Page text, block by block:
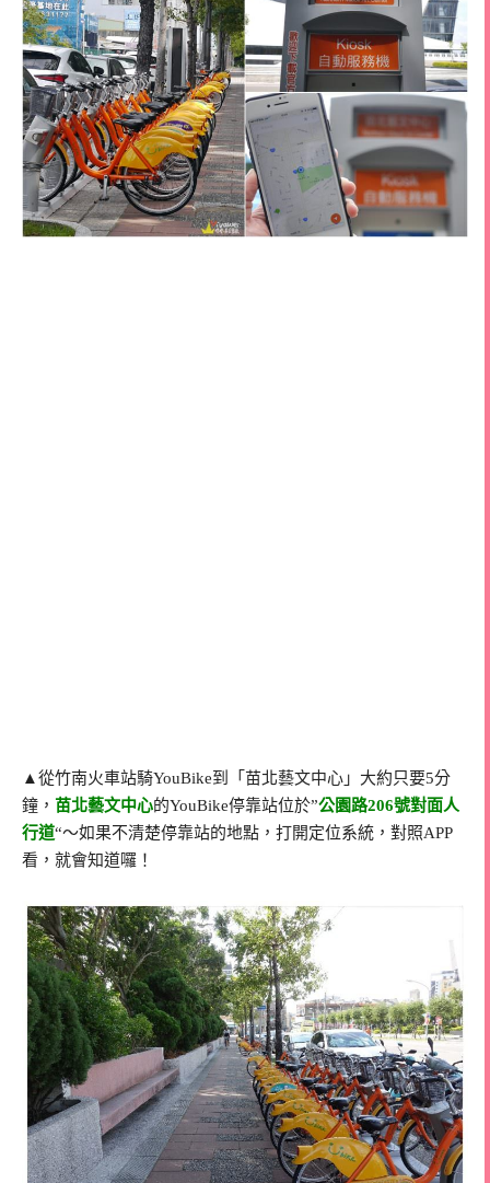
▲從竹南火車站騎YouBike到「苗北藝文中心」大約只要5分
鐘， 苗北藝文中心的YouBike停靠站位於”公園路206號對面人
行道“～如果不清楚停靠站的地點，打開定位系統，對照APP
看，就會知道囉！